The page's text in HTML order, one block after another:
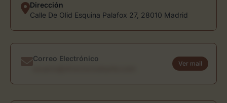
Dirección
Calle De Olid Esquina Palafox 27, 28010 Madrid
Correo Electrónico
Ver mail